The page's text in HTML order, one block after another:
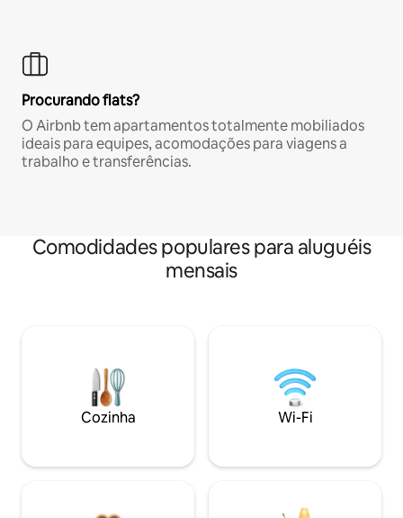
Procurando flats?
O Airbnb tem apartamentos totalmente mobiliados
ideais para equipes, acomodações para viagens a
trabalho e transferências.
Comodidades populares para aluguéis
mensais
Cozinha Wi-Fi